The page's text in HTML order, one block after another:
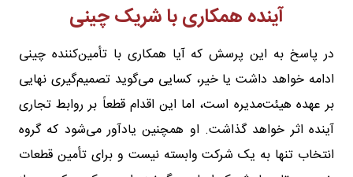
آینده همکاری با شریک چینی
در پاسخ به این پرسش که آیا همکاری با تأمین‌کننده چینی
ادامه خواهد داشت یا خیر، کسایی می‌گوید تصمیم‌گیری نهایی
بر عهده هیئت‌مدیره است، اما این اقدام قطعاً بر روابط تجاری
آینده اثر خواهد گذاشت. او همچنین یادآور می‌شود که گروه
انتخاب تنها به یک شرکت وابسته نیست و برای تأمین قطعات